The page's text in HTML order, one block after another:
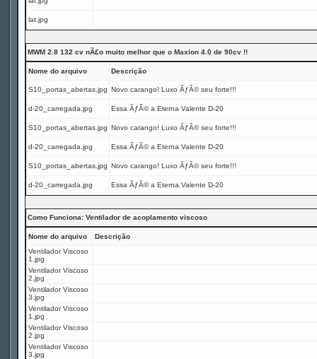
lat.jpg
MWM 2.8 132 cv nÃ£o muito melhor que o Maxion 4.0 de 90cv !!
Nome do arquivo Descrição
S10_portas_abertas.jpg Novo carango! Luxo ÃƒÂ© seu forte!!!
d-20_carregada.jpg Essa ÃƒÂ© a Eterna Valente D-20
S10_portas_abertas.jpg Novo carango! Luxo ÃƒÂ© seu forte!!!
d-20_carregada.jpg Essa ÃƒÂ© a Eterna Valente D-20
S10_portas_abertas.jpg Novo carango! Luxo ÃƒÂ© seu forte!!!
d-20_carregada.jpg Essa ÃƒÂ© a Eterna Valente D-20
Como Funciona: Ventilador de acoplamento viscoso
Nome do arquivo
Descrição
Ventilador Viscoso
1.jpg
Ventilador Viscoso
2.jpg
Ventilador Viscoso
3.jpg
Ventilador Viscoso
1.jpg
Ventilador Viscoso
2.jpg
Ventilador Viscoso
3.jpg